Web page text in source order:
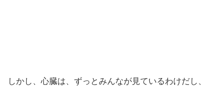
しかし、心臓は、ずっとみんなが見ているわけだし、